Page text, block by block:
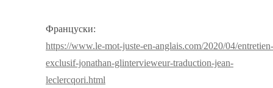
Француски:
https://www.le-mot-juste-en-anglais.com/2020/04/entretien-
exclusif-jonathan-glintervieweur-traduction-jean-
leclercqori.html